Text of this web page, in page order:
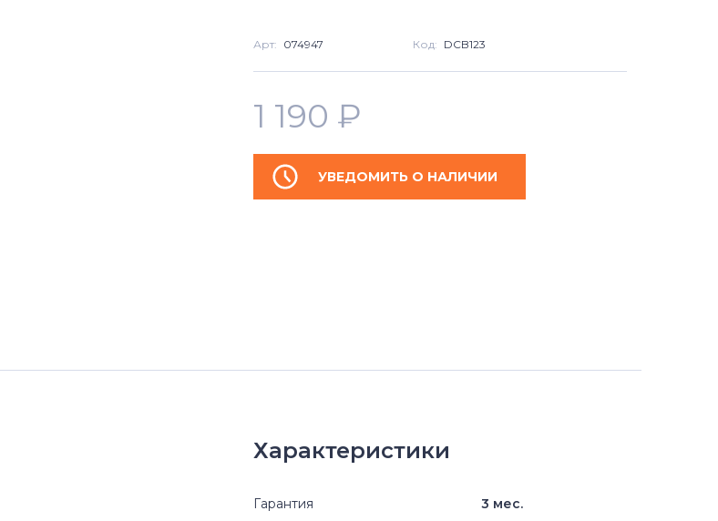
Арт: 074947 Код: DCB123
1 190 ₽
УВЕДОМИТЬ О НАЛИЧИИ
Характеристики
Гарантия
3 мес.